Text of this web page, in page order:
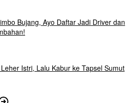
Bujang, Ayo Daftar Jadi Driver dan
Istri, Lalu Kabur ke Tapsel Sumut